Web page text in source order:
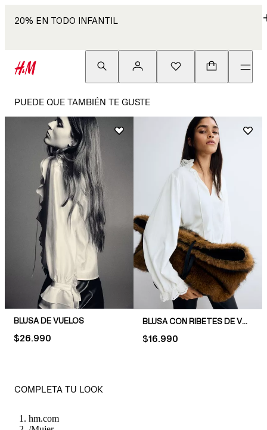
20% EN TODO INFANTIL
PUEDE QUE TAMBIÉN TE GUSTE
BLUSA DE VUELOS
PRICE:
$26.990
BLUSA CON RIBETES DE VUELOS
PRICE:
$16.990
COMPLETA TU LOOK
hm.com